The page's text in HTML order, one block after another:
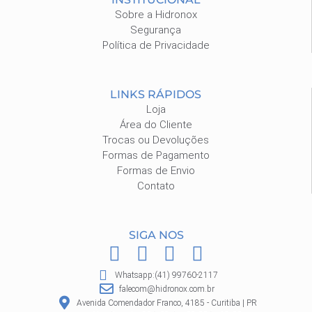
Sobre a Hidronox
Segurança
Política de Privacidade
LINKS RÁPIDOS
Loja
Área do Cliente
Trocas ou Devoluções
Formas de Pagamento
Formas de Envio
Contato
SIGA NOS
F
a
c
I
n
s
P
i
n
W
h
a
Whatsapp:(41) 99760-2117
falecom@hidronox.com.br
Avenida Comendador Franco, 4185 - Curitiba | PR